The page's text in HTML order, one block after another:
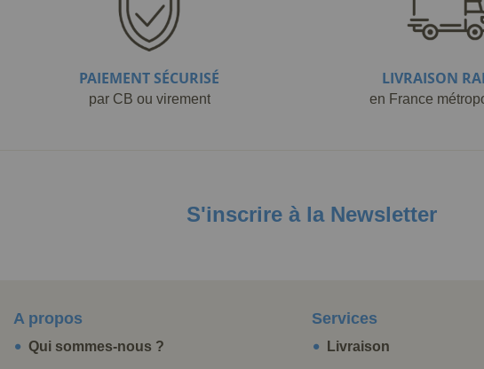
PAIEMENT SÉCURISÉ
par CB ou virement
LIVRAISON
en France
S'inscrire à la Newsletter
A propos
Qui sommes-nous ?
Services
Livraison